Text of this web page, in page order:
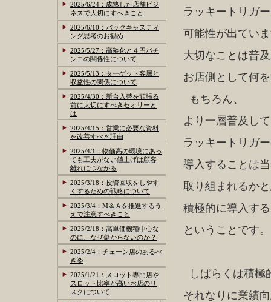
ラッキートリガ
可能性が出てい
大切なことは普
お店側として何
もちろん、
より一層普及し
ラッキートリガ
導入することは
取り組まれるか
積極的に導入す
ということです。
しばらくは積極
それなりに業績
2025/6/24：成熟した店舗ビジ
ネスで大切にすべきこと
2025/6/10：バックキャスティ
ング思考のお勧め
2025/5/27：高齢化と４円パチ
ンコの関係性について
2025/5/13：ターゲット客層と
収益性の関係について
2025/4/30：新台入替を頑張る
前に大切にすべきセオリーと
は
2025/4/15：営業に必要な資料
を改善すべき理由
2025/4/1：物価高の環境にあっ
ても工夫がない値上げは顧客
離れにつながる
2025/3/18：投資回収をしやす
くするための戦略について
2025/3/4：M＆Ａを推進するう
えで注意すべきこと
2025/2/18：高単価機種中心な
のに、なぜ儲からないのか？
2025/2/4：チェーン店のあるべ
き姿
2025/1/21：スロット専門店や
スロット比率が高いお店のリ
スクについて